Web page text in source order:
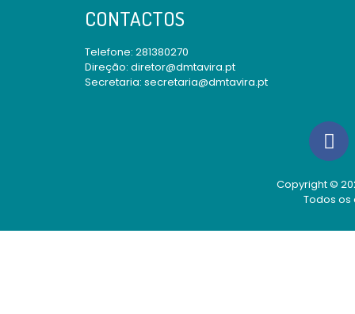
CONTACTOS
Telefone: 281380270
Direção: diretor@dmtavira.pt
Secretaria: secretaria@dmtavira.pt
Copyright ©
Todos